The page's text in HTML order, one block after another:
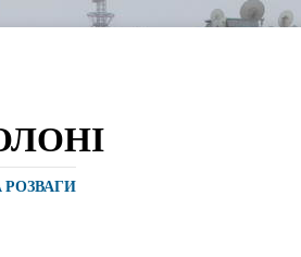
РОЗВАГИ